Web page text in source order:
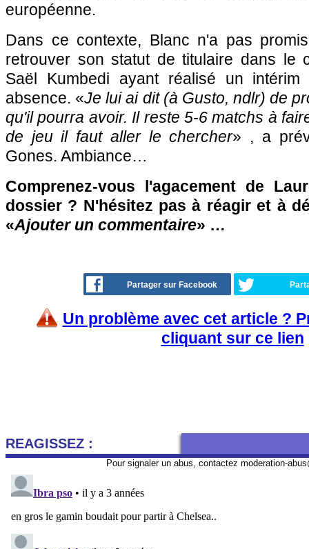
européenne.
Dans ce contexte, Blanc n'a pas
retrouver son statut de titulaire dans le
Saël Kumbedi ayant réalisé un
absence. «Je lui ai dit (à Gusto, ndlr) de
qu'il pourra avoir. Il reste 5-6 matchs à
de jeu il faut aller le chercher» , a
Gones. Ambiance…
Comprenez-vous l'agacement de
dossier ? N'hésitez pas à réagir et à
«Ajouter un commentaire» …
Partager sur Facebook
Un problème avec cet article ?
cliquant sur ce lien
REAGISSEZ :
Pour signaler un abus, contactez moderation-